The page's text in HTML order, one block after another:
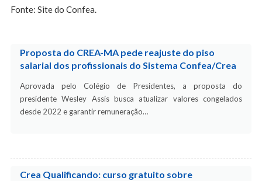
Fonte: Site do Confea.
Proposta do CREA-MA pede reajuste do piso
salarial dos profissionais do Sistema Confea/Crea
Aprovada pelo Colégio de Presidentes, a proposta do
presidente Wesley Assis busca atualizar valores congelados
desde 2022 e garantir remuneração…
Crea Qualificando: curso gratuito sobre